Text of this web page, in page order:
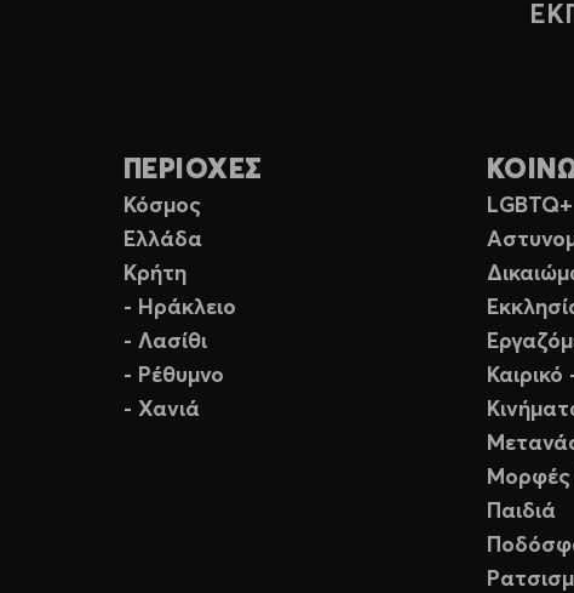
ΠΕΡΙΟΧΕΣ
Κόσμος
Ελλάδα
Κρήτη
- Ηράκλειο
- Λασίθι
- Ρέθυμνο
- Χανιά
LGBTQ+
Μορφές
Παιδιά